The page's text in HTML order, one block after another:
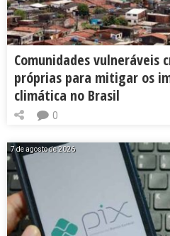
Comunidades vulneráveis
próprias para mitigar os
climática no Brasil
0
7 de agosto de 2026